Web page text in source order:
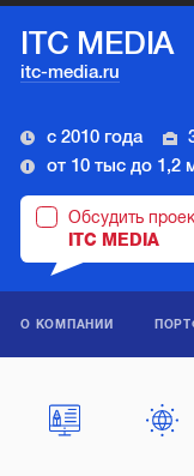
ITC MEDIA
itc-media.ru
с 2010 года
от 10 тыс до 1,2
Обсудить
ITC MEDIA
О КОМПАНИИ